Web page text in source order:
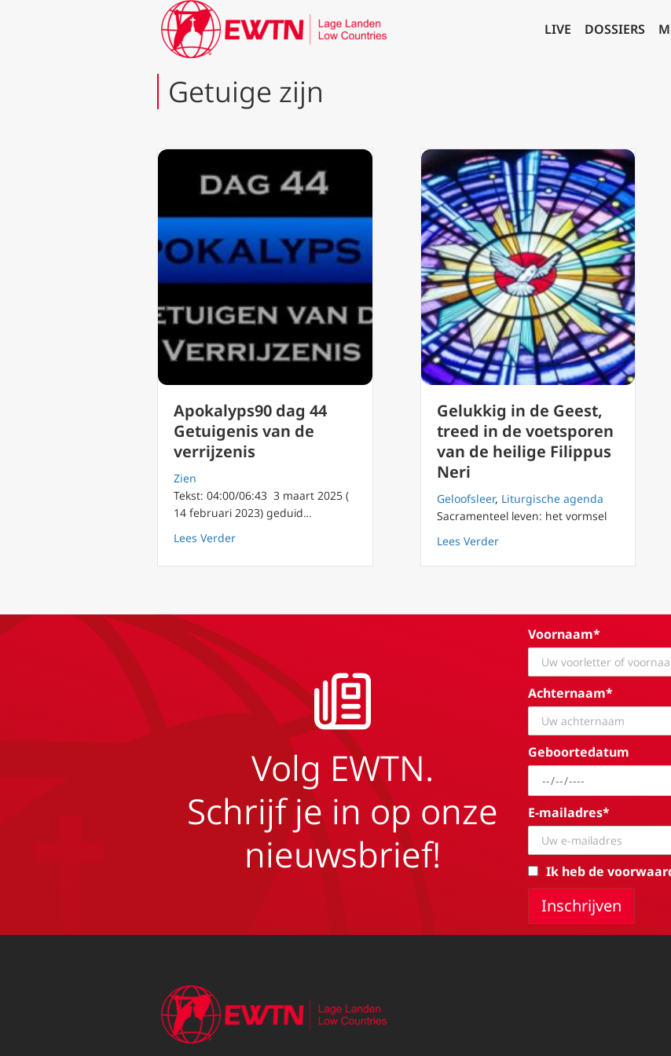
LIVE DOSSIERS
Getuige zijn
Apokalyps90 dag 44
Getuigenis van de
verrijzenis
Zien
Tekst: 04:00/06:43 3 maart 2025 (
14 februari 2023) geduid…
Lees Verderabout Apokalyps90 dag 44 Getuigenis van de verrijzenis
Gelukkig in de Geest,
treed in de voetsporen
van de heilige Filippus
Neri
Geloofsleer, Liturgische agenda
Sacramenteel leven: het vormsel
Lees Verderabout Gelukkig in de Geest,
Volg EWTN.
Schrijf je in op onze
nieuwsbrief!
Voornaam*
Achternaam*
Geboortedatum
E-mailadres*
Ik heb de